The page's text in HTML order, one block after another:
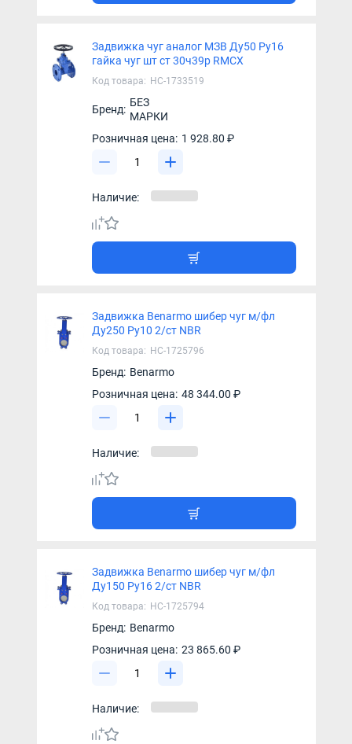
Задвижка чуг аналог МЗВ Ду50 Ру16
гайка чуг шт ст 30ч39р RMCX
Код товара: НС-1733519
Бренд:
БЕЗ
МАРКИ
Розничная цена: 1 928.80 ₽
Наличие:
Задвижка Benarmo шибер чуг м/фл
Ду250 Ру10 2/ст NBR
Код товара: НС-1725796
Бренд: Benarmo
Розничная цена: 48 344.00 ₽
Наличие:
Задвижка Benarmo шибер чуг м/фл
Ду150 Ру16 2/ст NBR
Код товара: НС-1725794
Бренд: Benarmo
Розничная цена: 23 865.60 ₽
Наличие: